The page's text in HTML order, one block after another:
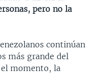
pero no la
continúan
más grande del
momento, la